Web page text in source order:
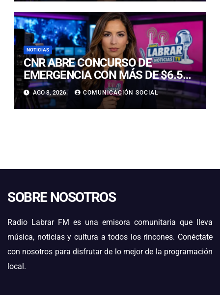
NOTICIAS
CNR ABRE CONCURSO DE
EMERGENCIA CON MÁS DE $6.500
MILLONES PARA REHABILITAR
OBRAS DE RIEGO AFECTADAS POR
LOS TEMPORALES
AGO 8, 2026 COMUNICACIÓN SOCIAL
SOBRE NOSOTROS
Radio Labrar FM es una emisora comunitaria que lleva
música, noticias y cultura a todos los rincones. Conéctate
con nosotros para disfrutar de lo mejor de la programación
local.